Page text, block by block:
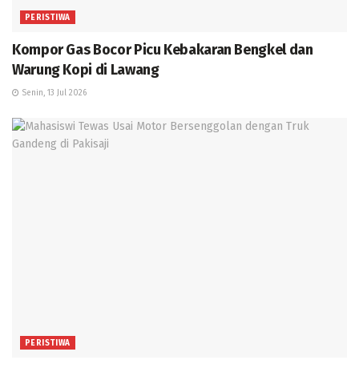
PERISTIWA
Kompor Gas Bocor Picu Kebakaran Bengkel dan
Warung Kopi di Lawang
Senin, 13 Jul 2026
PERISTIWA